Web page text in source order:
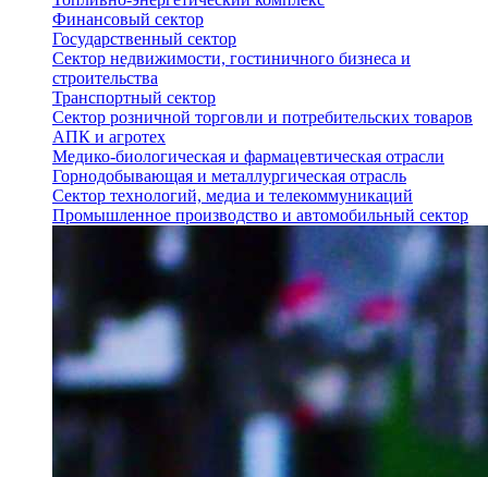
Финансовый сектор
Государственный сектор
Сектор недвижимости, гостиничного бизнеса и
строительства
Транспортный сектор
Сектор розничной торговли и потребительских товаров
АПК и агротех
Медико-биологическая и фармацевтическая отрасли
Горнодобывающая и металлургическая отрасль
Сектор технологий, медиа и телекоммуникаций
Промышленное производство и автомобильный сектор